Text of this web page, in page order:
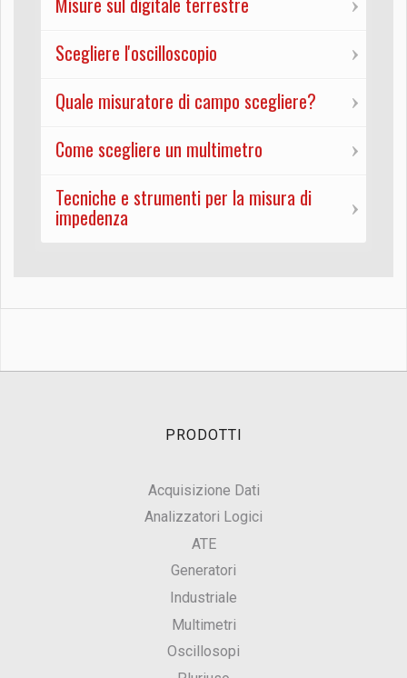
Scegliere l'oscilloscopio
Quale misuratore di campo scegliere?
Come scegliere un multimetro
Tecniche e strumenti per la misura di
impedenza
PRODOTTI
Acquisizione Dati
Analizzatori Logici
ATE
Generatori
Industriale
Multimetri
Oscillosopi